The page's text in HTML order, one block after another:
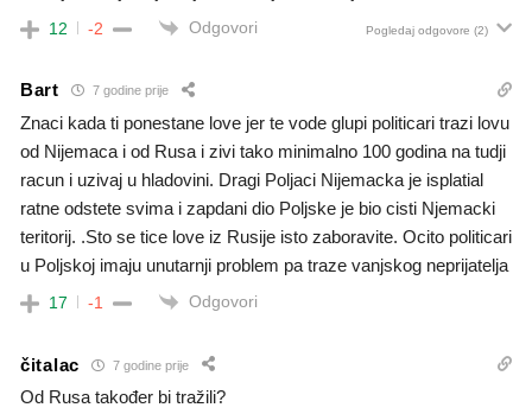
12 -2 Odgovori Pogledaj odgovore (2)
Bart 7 godine prije
Znaci kada ti ponestane love jer te vode glupi politicari trazi lovu
od Nijemaca i od Rusa i zivi tako minimalno 100 godina na tudji
racun i uzivaj u hladovini. Dragi Poljaci Nijemacka je isplatial
ratne odstete svima i zapdani dio Poljske je bio cisti Njemacki
teritorij. .Sto se tice love iz Rusije isto zaboravite. Ocito politicari
u Poljskoj imaju unutarnji problem pa traze vanjskog neprijatelja
17 -1 Odgovori
čitalac 7 godine prije
Od Rusa također bi tražili?